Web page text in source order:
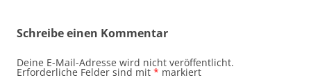
Schreibe einen Kommentar
Deine E-Mail-Adresse wird nicht veröffentlicht.
Erforderliche Felder sind mit * markiert